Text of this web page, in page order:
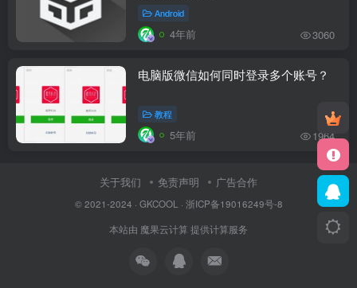
Android
4年前 3060
电脑版微信如何同时登录多个账号？
教程
5年前 1964
关于我们 免责声明 广告合作
© 2021-2024 · GKCOOL · 浙ICP备19016249号-8
本站由 魔果云计算 提供计算服务